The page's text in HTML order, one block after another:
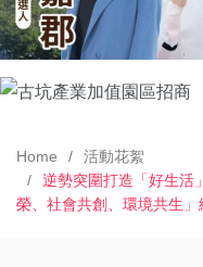
Home
活動花絮
逆勢突圍打造「好生活
榮、社會共創、環境共生